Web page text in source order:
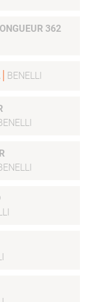
362
BENELLI